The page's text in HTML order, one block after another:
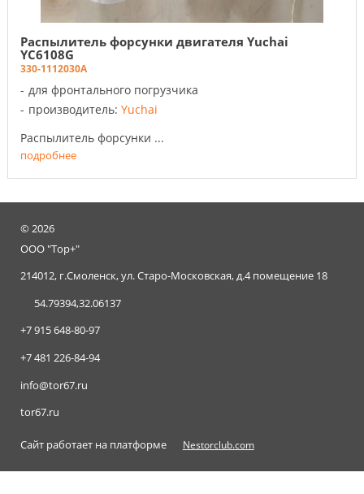
Распылитель форсунки двигателя Yuchai
YC6108G
330-1112030A
для фронтального погрузчика
производитель: Yuchai
Распылитель форсунки ...
подробнее
©2026
ООО "Тор+"
214012, г.Смоленск, ул. Старо-Московская, д.4 помещение 18
54.79394,32.06137
+7 915 648-80-97
+7 481 226-84-94
info@tor67.ru
tor67.ru
Сайт работает на платформе Nestorclub.com